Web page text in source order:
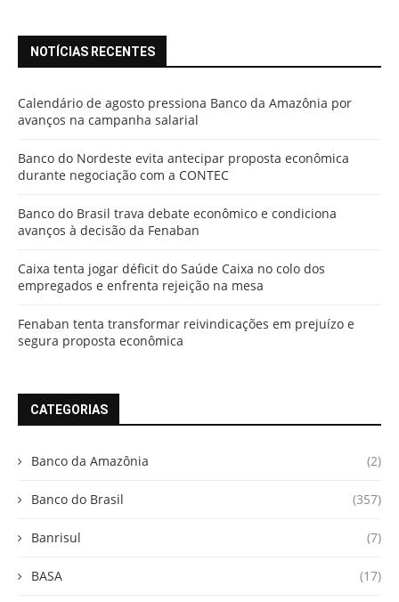
NOTÍCIAS RECENTES
Calendário de agosto pressiona Banco da Amazônia por
avanços na campanha salarial
Banco do Nordeste evita antecipar proposta econômica
durante negociação com a CONTEC
Banco do Brasil trava debate econômico e condiciona
avanços à decisão da Fenaban
Caixa tenta jogar déficit do Saúde Caixa no colo dos
empregados e enfrenta rejeição na mesa
Fenaban tenta transformar reivindicações em prejuízo e
segura proposta econômica
CATEGORIAS
Banco da Amazônia (2)
Banco do Brasil (357)
Banrisul (7)
BASA (17)